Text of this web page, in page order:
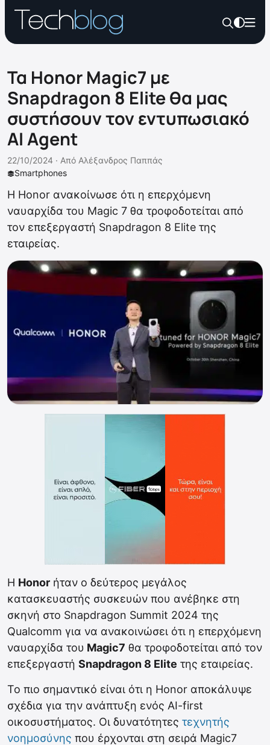
Τα Honor Magic7 με
Snapdragon 8 Elite θα μας
συστήσουν τον εντυπωσιακό
ΑΙ Agent
Smartphones
22/10/2024 · Από Αλέξανδρος Παππάς
Η Honor ανακοίνωσε ότι η επερχόμενη
ναυαρχίδα του Magic 7 θα τροφοδοτείται από
τον επεξεργαστή Snapdragon 8 Elite της
εταιρείας.
Η Honor ήταν ο δεύτερος μεγάλος
κατασκευαστής συσκευών που ανέβηκε στη
σκηνή στο Snapdragon Summit 2024 της
Qualcomm για να ανακοινώσει ότι η επερχόμενη
ναυαρχίδα του Magic7 θα τροφοδοτείται από τον
επεξεργαστή Snapdragon 8 Elite της εταιρείας.
Το πιο σημαντικό είναι ότι η Honor αποκάλυψε
σχέδια για την ανάπτυξη ενός ΑΙ-first
οικοσυστήματος. Οι δυνατότητες τεχνητής
νοημοσύνης που έρχονται στη σειρά Magic7